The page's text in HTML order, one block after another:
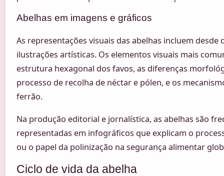
Abelhas em imagens e gráficos
As representações visuais das abelhas incluem
ilustrações artísticas. Os elementos visuais mais
estrutura hexagonal dos favos, as diferenças
processo de recolha de néctar e pólen, e os
ferrão.
Na produção editorial e jornalística, as abelhas são
representadas em infográficos que explicam o
ou o papel da polinização na segurança alimentar
Ciclo de vida da abelha